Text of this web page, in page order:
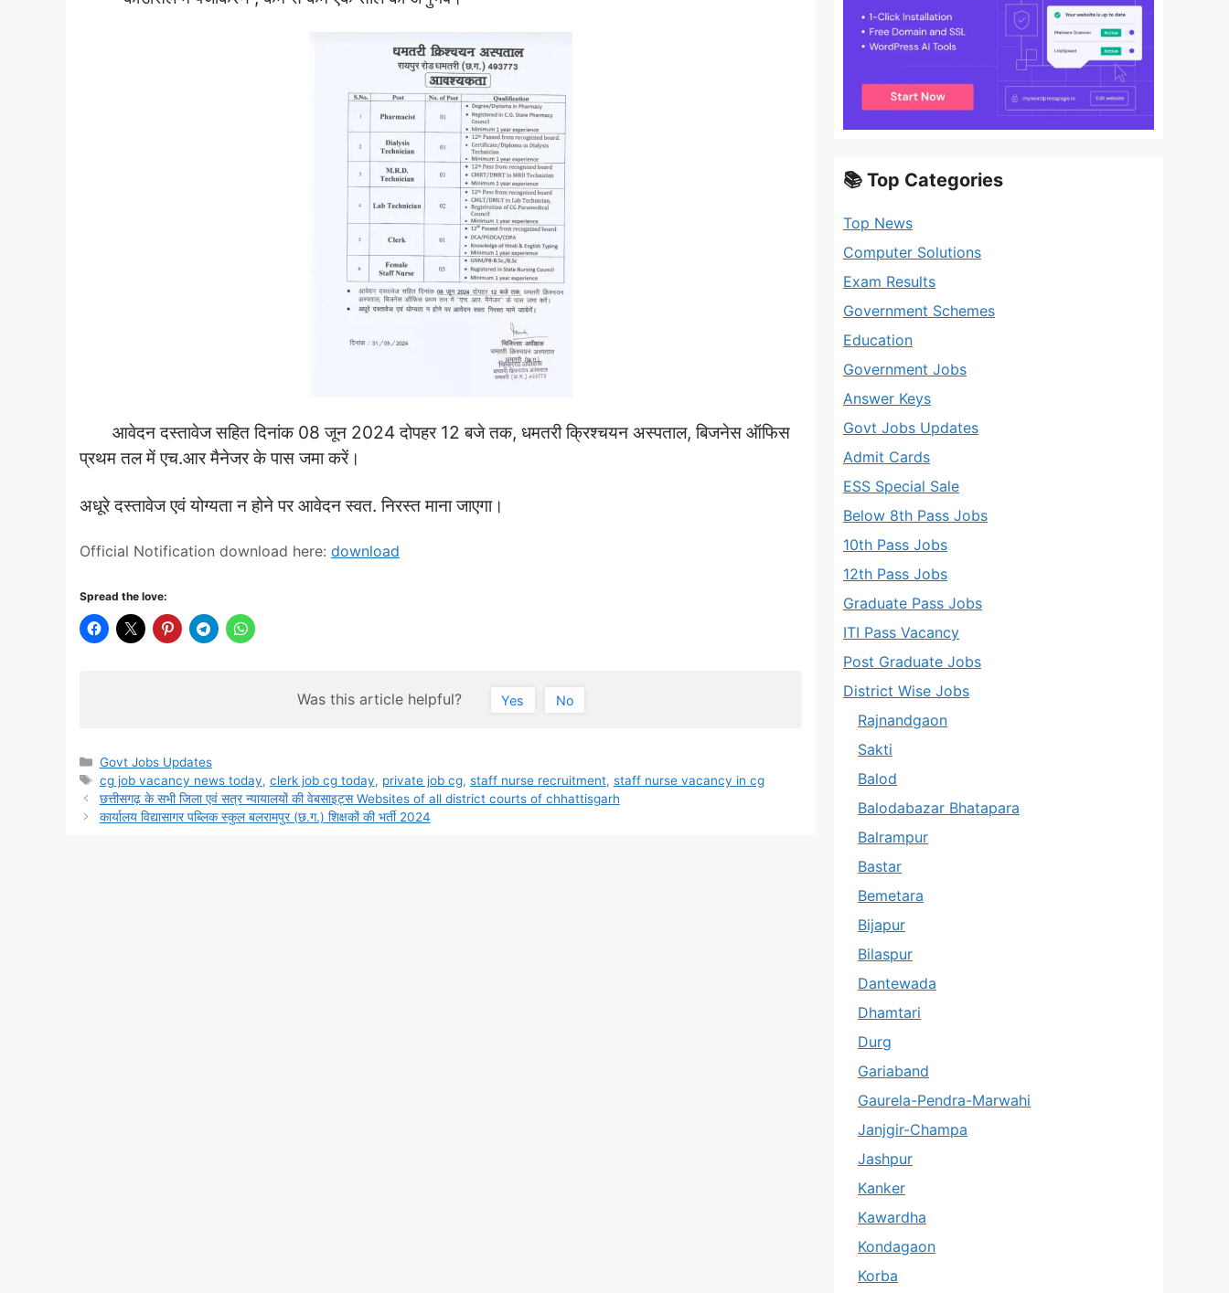
आवेदन दस्‍तावेज सहित दिनांक 08 जून 2024 दोपहर 12 बजे तक, धमतरी क्रिश्‍चयन अस्‍पताल, बिजनेस ऑफिस
प्रथम तल में एच.आर मैनेजर के पास जमा करें।
अधूरे दस्‍तावेज एवं योग्‍यता न होने पर आवेदन स्‍वत. निरस्‍त माना जाएगा।
Official Notification download here: download
Spread the love:
Was this article helpful? Yes No
Categories
Govt Jobs Updates
Tags
cg job vacancy news today, clerk job cg today, private job cg, staff nurse recruitment, staff nurse vacancy in cg
छत्तीसगढ़ के सभी जिला एवं सत्र न्यायालयों की वेबसाइट्स Websites of all district courts of chhattisgarh
कार्यालय विद्यासागर पब्लिक स्‍कुल बलरामपुर (छ.ग.) शिक्षकों की भर्ती 2024
📚 Top Categories
Top News
Computer Solutions
Exam Results
Government Schemes
Education
Government Jobs
Answer Keys
Govt Jobs Updates
Admit Cards
ESS Special Sale
Below 8th Pass Jobs
10th Pass Jobs
12th Pass Jobs
Graduate Pass Jobs
ITI Pass Vacancy
Post Graduate Jobs
District Wise Jobs
Rajnandgaon
Sakti
Balod
Balodabazar Bhatapara
Balrampur
Bastar
Bemetara
Bijapur
Bilaspur
Dantewada
Dhamtari
Durg
Gariaband
Gaurela-Pendra-Marwahi
Janjgir-Champa
Jashpur
Kanker
Kawardha
Kondagaon
Korba